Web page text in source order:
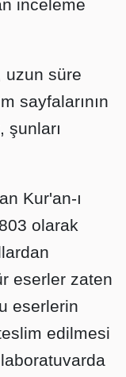
inceleme
uzun süre
sayfalarının
şunları
Kur'an-ı
olarak
eserler zaten
eserlerin
edilmesi